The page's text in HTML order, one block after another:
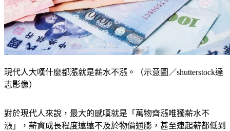
現代人大嘆什麼都漲就是薪水不漲。（示意圖／shutterstock達
志影像）
對於現代人來說，最大的感嘆就是「萬物齊漲唯獨薪水不
漲」，薪資成長程度遠遠不及於物價通膨，甚至連起薪都低到